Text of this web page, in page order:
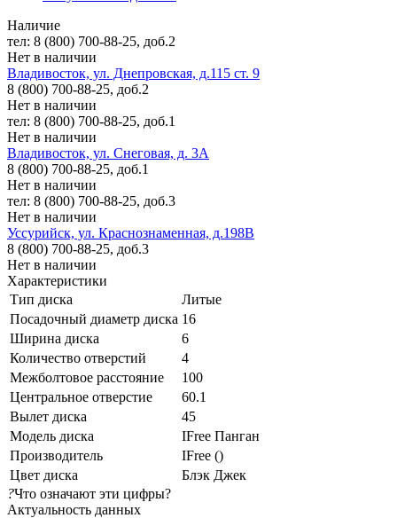
Наличие
тел: 8 (800) 700-88-25, доб.2
Нет в наличии
Владивосток, ул. Днепровская, д.115 ст. 9
8 (800) 700-88-25, доб.2
Нет в наличии
тел: 8 (800) 700-88-25, доб.1
Нет в наличии
Владивосток, ул. Снеговая, д. 3А
8 (800) 700-88-25, доб.1
Нет в наличии
тел: 8 (800) 700-88-25, доб.3
Нет в наличии
Уссурийск, ул. Краснознаменная, д.198В
8 (800) 700-88-25, доб.3
Нет в наличии
Характеристики
Тип диска
Литые
Посадочный диаметр диска 16
Ширина диска
6
Количество отверстий
4
Межболтовое расстояние
100
Центральное отверстие
60.1
Вылет диска
45
Модель диска
IFree Панган
Производитель
IFree ()
Цвет диска
Блэк Джек
?Что означают эти цифры?
Актуальность данных